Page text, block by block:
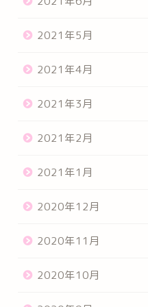
2021年5月
2021年4月
2021年3月
2021年2月
2021年1月
2020年12月
2020年11月
2020年10月